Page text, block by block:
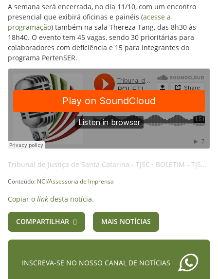
A semana será encerrada, no dia 11/10, com um encontro
presencial que exibirá oficinas e painéis (acesse a
programação) também na sala Thereza Tang, das 8h30 às
18h40. O evento tem 45 vagas, sendo 30 prioritárias para
colaboradores com deficiência e 15 para integrantes do
programa PertenSER.
Tribunal de Justiça de Santa Catarina - TJSC · BOLETIM - TJSC - 07OUT24 - ACESSIBILIDADE - AI
Conteúdo: NCI/Assessoria de Imprensa
Copiar o link desta notícia.
COMPARTILHAR MAIS NOTÍCIAS
INSCREVA-SE NO NOSSO CANAL DE NOTÍCIAS